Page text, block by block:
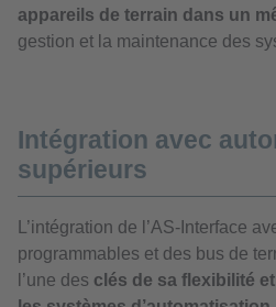
appareils de terrain dans un
gestion et la maintenance des
Intégration avec
supérieurs
L’intégration de l’AS-Interface
programmables et des bus de
l’une des clés de sa flexibilité